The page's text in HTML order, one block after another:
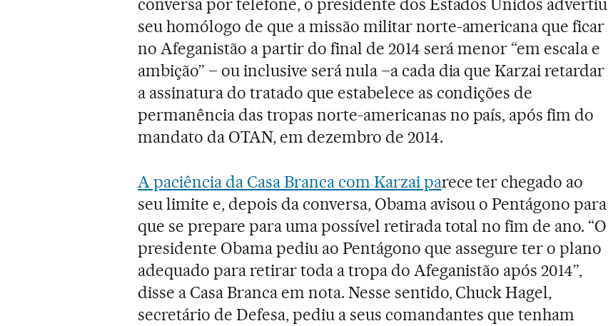
conversa por telefone, o presidente dos Estados Unidos advertiu
seu homólogo de que a missão militar norte-americana que ficar
no Afeganistão a partir do final de 2014 será menor “em escala e
ambição” – ou inclusive será nula –a cada dia que Karzai retardar
a assinatura do tratado que estabelece as condições de
permanência das tropas norte-americanas no país, após fim do
mandato da OTAN, em dezembro de 2014.
A paciência da Casa Branca com Karzai parece ter chegado ao
seu limite e, depois da conversa, Obama avisou o Pentágono para
que se prepare para uma possível retirada total no fim de ano. “O
presidente Obama pediu ao Pentágono que assegure ter o plano
adequado para retirar toda a tropa do Afeganistão após 2014”,
disse a Casa Branca em nota. Nesse sentido, Chuck Hagel,
secretário de Defesa, pediu a seus comandantes que tenham